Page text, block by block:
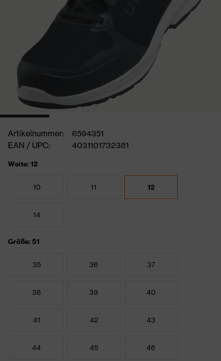
Artikelnummer:
6594351
EAN / UPC:
4031101732381
Weite: 12
10 11 12
14
Größe: 51
35 36 37
38 39 40
41 42 43
44 45 46